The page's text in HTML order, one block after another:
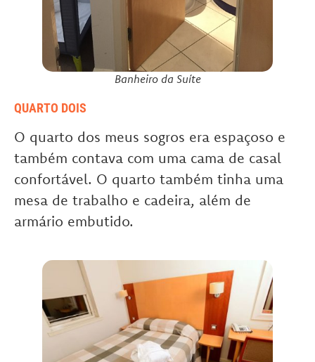
Banheiro da Suíte
QUARTO DOIS
O quarto dos meus sogros era espaçoso e
também contava com uma cama de casal
confortável. O quarto também tinha uma
mesa de trabalho e cadeira, além de
armário embutido.